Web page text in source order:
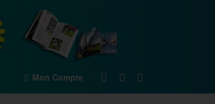
Mon Compte